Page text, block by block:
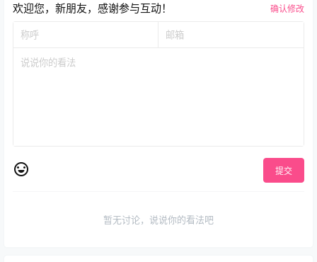
欢迎您，新朋友，感谢参与互动！ 确认修改
提交
暂无讨论，说说你的看法吧